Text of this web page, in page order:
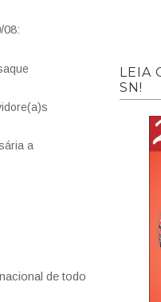
08:
a
de todo
LEIA
SN!